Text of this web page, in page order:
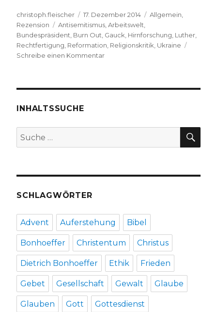
Autor
christoph.fleischer
Veröffentlicht
am
17. Dezember 2014 Kategorien
Allgemein
Rezension
Schlagwörter
Antisemitismus ,Arbeitswelt
Bundespräsident Burn Out Gauck Hirnforschung Luther
Rechtfertigung Reformation Religionskritik Ukraine
Schreibe einen Kommentarzu
Fleischer,
2014
INHALTSSUCHE
Suche
nach:
SCHLAGWÖRTER
Advent Auferstehung Bibel
Bonhoeffer Christentum Christus
Dietrich Bonhoeffer Ethik Frieden
Gebet Gesellschaft Gewalt Glaube
Glauben Gott Gottesdienst